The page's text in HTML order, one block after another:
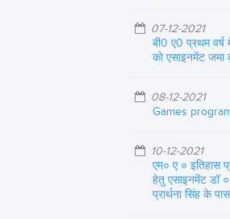
07-12-2021
बी0 ए0 प्रथम वर्ष में
को एसाइनमेंट
08-12-2021
Games
10-12-2021
एम० ए ० इतिहास
हेतु एसाइनमेंट डॉ
प्रार्थना सिंह के